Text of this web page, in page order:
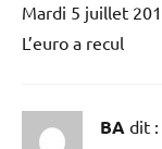
Mardi 5 juillet
L’euro a recul
BA dit :